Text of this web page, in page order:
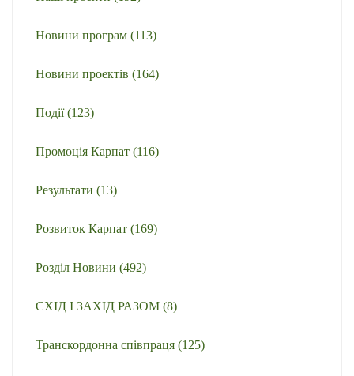
Новини програм (113)
Новини проектів (164)
Події(123)
Промоція Карпат (116)
Результати (13)
Розвиток Карпат (169)
Розділ Новини (492)
СХІД І ЗАХІД РАЗОМ (8)
Транскордонна співпраця (125)